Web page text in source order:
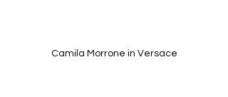
Camila Morrone in Versace